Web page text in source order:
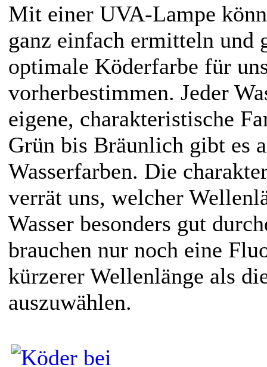
Mit einer UVA-Lampe
ganz einfach ermitteln und
optimale Köderfarbe für
vorherbestimmen. Jeder
eigene, charakteristische
Grün bis Bräunlich gibt es
Wasserfarben. Die
verrät uns, welcher
Wasser besonders gut
brauchen nur noch eine
kürzerer Wellenlänge als
auszuwählen.